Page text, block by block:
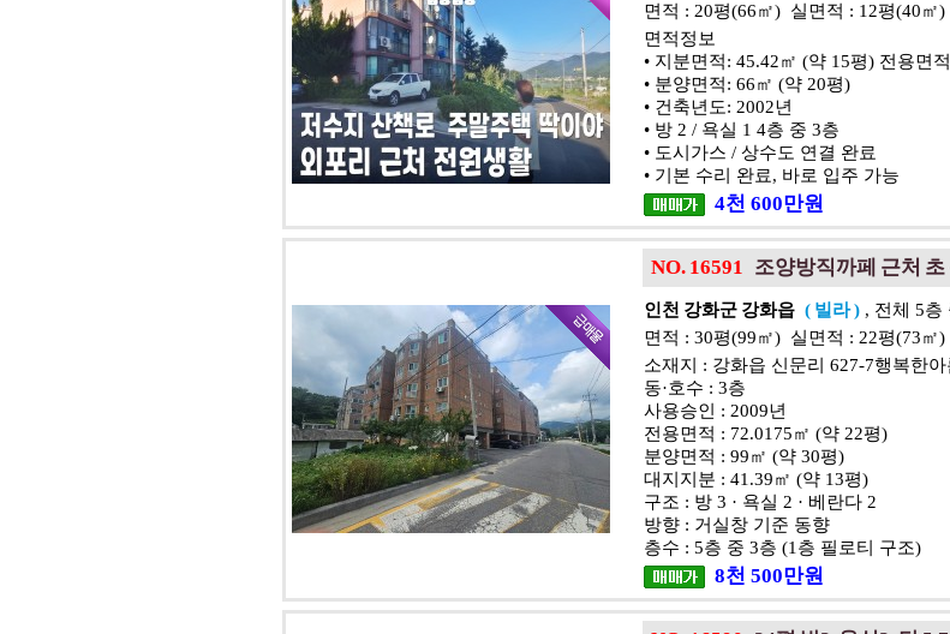
면적 : 20평(66㎡) 실면적 : 12평(40㎡)
면적정보
• 지분면적: 45.42㎡ (약 15평) 전용면
• 분양면적: 66㎡ (약 20평)
• 건축년도: 2002년
• 방 2 / 욕실 1 4층 중 3층
• 도시가스 / 상수도 연결 완료
• 기본 수리 완료, 바로 입주 가능
4천 600만원
NO. 16591 조양방직까페 근처
인천 강화군 강화읍 ( 빌라 ), 전체 5층
면적 : 30평(99㎡) 실면적 : 22평(73㎡)
소재지 : 강화읍 신문리 627-7행복한
동·호수 : 3층
사용승인 : 2009년
전용면적 : 72.0175㎡ (약 22평)
분양면적 : 99㎡ (약 30평)
대지지분 : 41.39㎡ (약 13평)
구조 : 방 3 · 욕실 2 · 베란다 2
방향 : 거실창 기준 동향
층수 : 5층 중 3층 (1층 필로티 구조)
8천 500만원